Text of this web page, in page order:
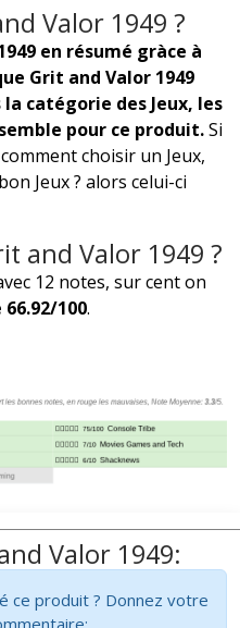
Valor 1949 ?
en résumé gràce à
Grit and Valor 1949
catégorie des Jeux, les
pour ce produit.Si
choisir un Jeux,
Jeux ? alors celui-ci
and Valor 1949 ?
12 notes, sur cent on
100.
Valor 1949:
ce produit ? Donnez votre